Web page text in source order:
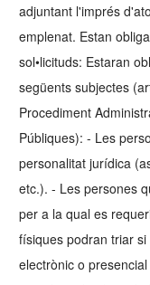
adjuntant l'imprés
emplenat. Estan
sol•licituds: Estaran
següents subjectes
Procediment
Públiques): - Les
personalitat jurídica
etc.). - Les persones
per a la qual es
físiques podran triar
electrònic o